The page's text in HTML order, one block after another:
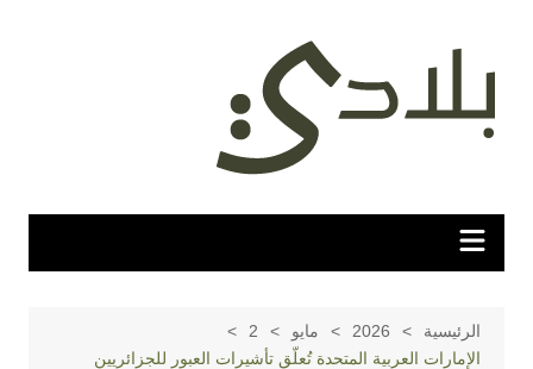
المحتوى
الرئيسية 2026 مايو
2
الإمارات العربية المتحدة تُعلّق تأشيرات العبور للجزائريين